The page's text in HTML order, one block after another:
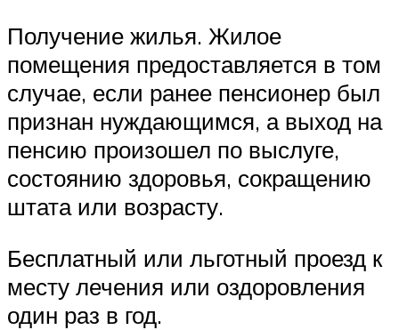
Получение жилья. Жилое
помещения предоставляется в том
случае, если ранее пенсионер был
признан нуждающимся, а выход на
пенсию произошел по выслуге,
состоянию здоровья, сокращению
штата или возрасту.
Бесплатный или льготный проезд к
месту лечения или оздоровления
один раз в год.